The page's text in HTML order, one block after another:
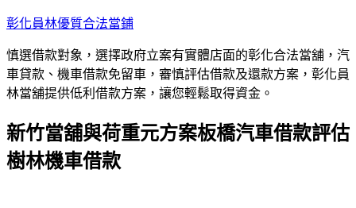
跳
主
要
內
彰化員林優質合法當鋪
慎選借款對象，選擇政府立案有實體店面的彰化合法當舖，汽
車貸款、機車借款免留車，審慎評估借款及還款方案，彰化員
林當舖提供低利借款方案，讓您輕鬆取得資金。
新竹當舖與荷重元方案板橋汽車借款評估
樹林機車借款